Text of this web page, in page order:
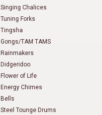
Singing Chalices
Tuning Forks
Tingsha
Gongs/TAM TAMS
Rainmakers
Didgeridoo
Flower of Life
Energy Chimes
Bells
Steel Tounge Drums